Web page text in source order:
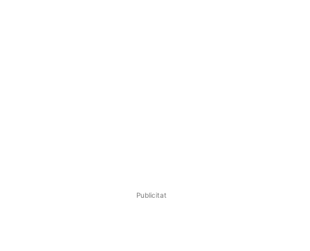
Publicitat